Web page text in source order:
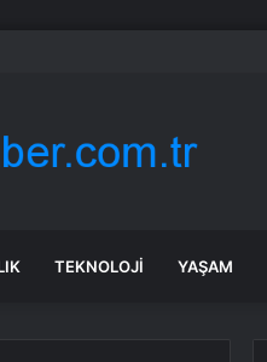
var?
TEKNOLOJI YAŞAM